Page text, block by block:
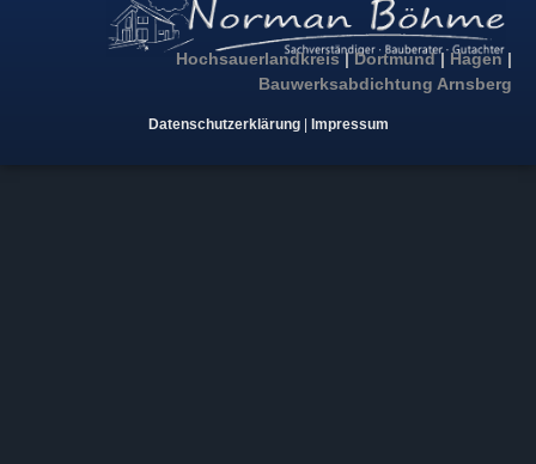
Hochsauerlandkreis|Dortmund| Hagen |
Bauwerksabdichtung Arnsberg
Datenschutzerklärung| Impressum